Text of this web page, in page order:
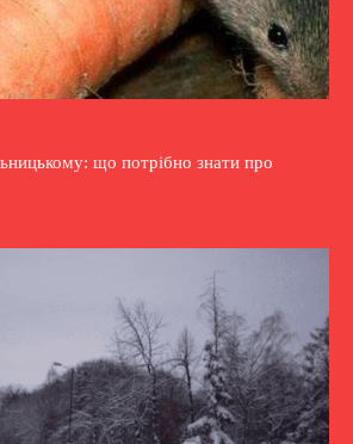
що потрібно знати про